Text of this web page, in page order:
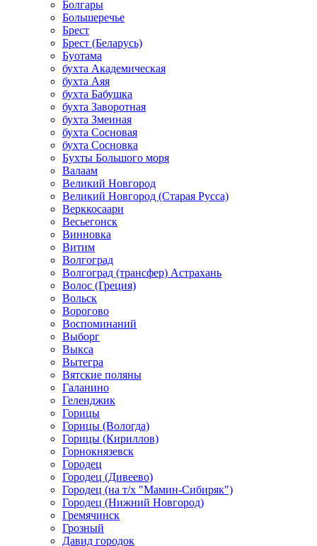
Болгары
Большеречье
Брест
Брест (Беларусь)
Буотама
бухта Академическая
бухта Аяя
бухта Бабушка
бухта Заворотная
бухта Змеиная
бухта Сосновая
бухта Сосновка
Бухты Большого моря
Валаам
Великий Новгород
Великий Новгород (Старая Русса)
Верккосаари
Весьегонск
Винновка
Витим
Волгоград
Волгоград (трансфер) Астрахань
Волос (Греция)
Вольск
Ворогово
Воспоминаний
Выборг
Выкса
Вытегра
Вятские поляны
Галанино
Геленджик
Горицы
Горицы (Вологда)
Горицы (Кириллов)
Горнокнязевск
Городец
Городец (Дивеево)
Городец (на т/х "Мамин-Сибиряк")
Городец (Нижний Новгород)
Гремячинск
Грозный
Давид городок